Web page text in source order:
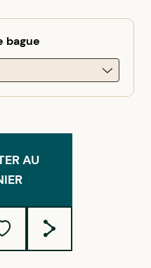
bague
AU